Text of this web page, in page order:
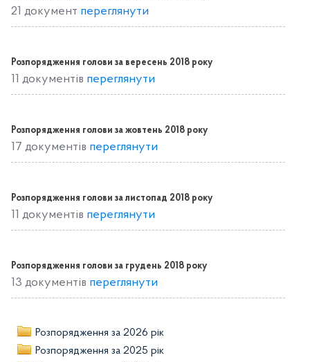
21 документ переглянути
Розпорядження голови за вересень 2018 року
11 документів переглянути
Розпорядження голови за жовтень 2018 року
17 документів переглянути
Розпорядження голови за листопад 2018 року
11 документів переглянути
Розпорядження голови за грудень 2018 року
13 документів переглянути
Розпорядження за 2026 рік
Розпорядження за 2025 рік